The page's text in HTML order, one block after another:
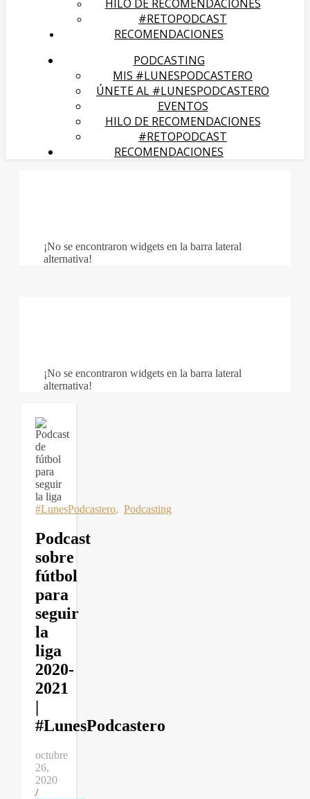
HILO DE RECOMENDACIONES
#RETOPODCAST
RECOMENDACIONES
PODCASTING
MIS #LUNESPODCASTERO
ÚNETE AL #LUNESPODCASTERO
EVENTOS
HILO DE RECOMENDACIONES
#RETOPODCAST
RECOMENDACIONES
¡No se encontraron widgets en la barra lateral
alternativa!
¡No se encontraron widgets en la barra lateral
alternativa!
#LunesPodcastero, Podcasting
Podcast
sobre
fútbol
para
seguir
la
liga
2020-
2021
|
#LunesPodcastero
octubre
26,
2020
/